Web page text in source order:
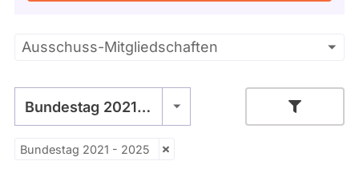
Mandaten
werden
Primäre
Ausschuss-Mitgliedschaften
Bundestag 2021 - 2025
Bundestag 2021 - 2025